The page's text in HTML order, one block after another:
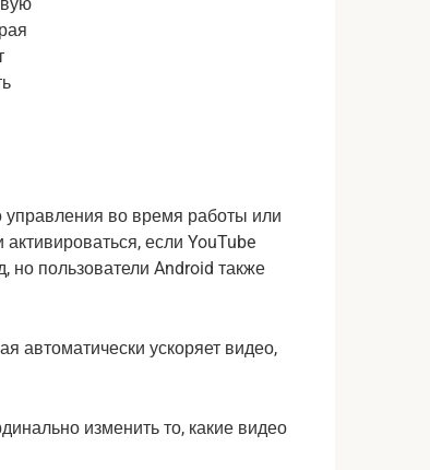
управления во время работы или
если YouTube
но пользователи Android также
изменить то, какие видео